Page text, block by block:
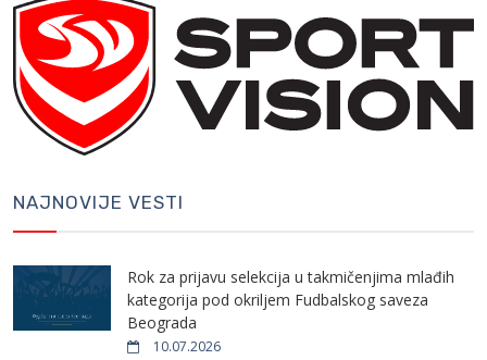
NAJNOVIJE VESTI
Rok za prijavu selekcija u takmičenjima mlađih
kategorija pod okriljem Fudbalskog saveza
Beograda
10.07.2026